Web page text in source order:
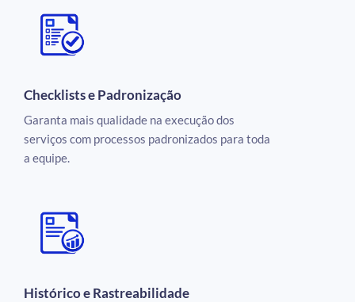
Checklists e Padronização
Garanta mais qualidade na execução dos
serviços com processos padronizados para toda
a equipe.
Histórico e Rastreabilidade